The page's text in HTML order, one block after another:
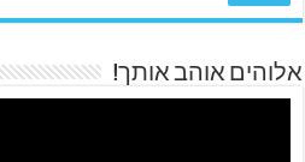
אלוהים אוהב אותך!